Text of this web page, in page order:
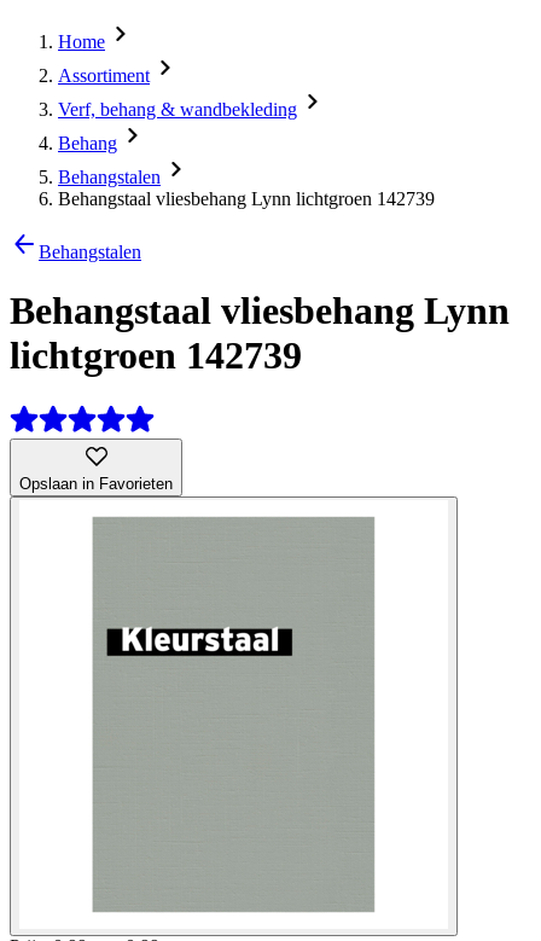
Home
Assortiment
Verf, behang & wandbekleding
Behang
Behangstalen
Behangstaal vliesbehang Lynn lichtgroen 142739
Behangstalen
Behangstaal vliesbehang Lynn
lichtgroen 142739
Opslaan in Favorieten